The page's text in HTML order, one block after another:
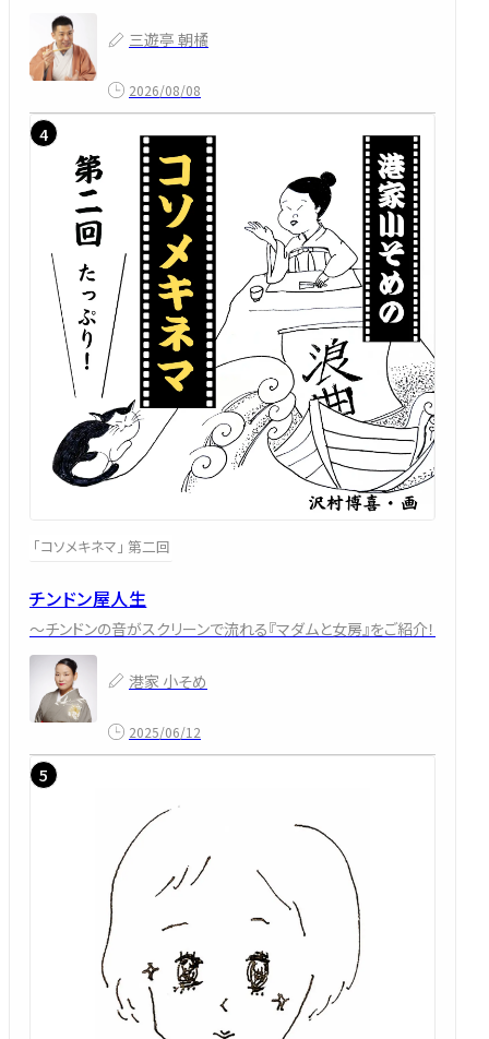
三遊亭 朝橘
2026/08/08
「コソメキネマ」 第二回
チンドン屋人生
～チンドンの音がスクリーンで流れる『マダムと女房』をご紹介！
港家 小そめ
2025/06/12